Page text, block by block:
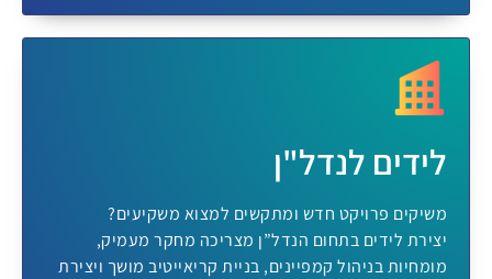
לידים לנדל"ן
משיקים פרויקט חדש ומתקשים למצוא משקיעים?
יצירת לידים בתחום הנדל”ן מצריכה מחקר מעמיק,
מומחיות בניהול קמפיינים, בניית קריאייטיב מושך ויצירת